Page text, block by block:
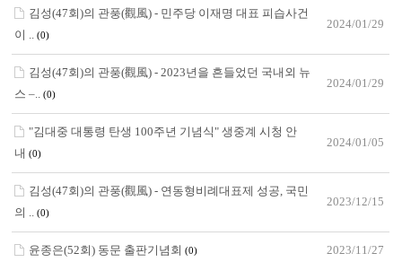
김성(47회)의 관풍(觀風) - 민주당 이재명 대표 피습사건
이 ..(0)
2024/01/29
김성(47회)의 관풍(觀風) - 2023년을 흔들었던 국내외 뉴
스 –..(0)
2024/01/29
"김대중 대통령 탄생 100주년 기념식" 생중계 시청 안
내(0)
2024/01/05
김성(47회)의 관풍(觀風) - 연동형비례대표제 성공, 국민
의 ..(0)
2023/12/15
윤종은(52회) 동문 출판기념회(0) 2023/11/27